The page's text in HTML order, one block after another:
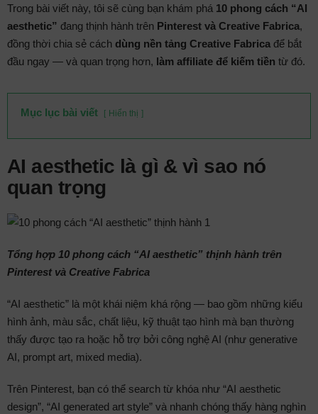
Trong bài viết này, tôi sẽ cùng bạn khám phá 10 phong cách “AI
aesthetic” đang thịnh hành trên Pinterest và Creative Fabrica,
đồng thời chia sẻ cách dùng nền tảng Creative Fabrica để bắt
đầu ngay — và quan trọng hơn, làm affiliate để kiếm tiền từ đó.
Mục lục bài viết Hiển thị
AI aesthetic là gì & vì sao nó
quan trọng
Tổng hợp 10 phong cách “AI aesthetic” thịnh hành trên
Pinterest và Creative Fabrica
“AI aesthetic” là một khái niệm khá rộng — bao gồm những kiểu
hình ảnh, màu sắc, chất liệu, kỹ thuật tạo hình mà bạn thường
thấy được tạo ra hoặc hỗ trợ bởi công nghệ AI (như generative
AI, prompt art, mixed media).
Trên Pinterest, bạn có thể search từ khóa như “AI aesthetic
design”, “AI generated art style” và nhanh chóng thấy hàng nghìn